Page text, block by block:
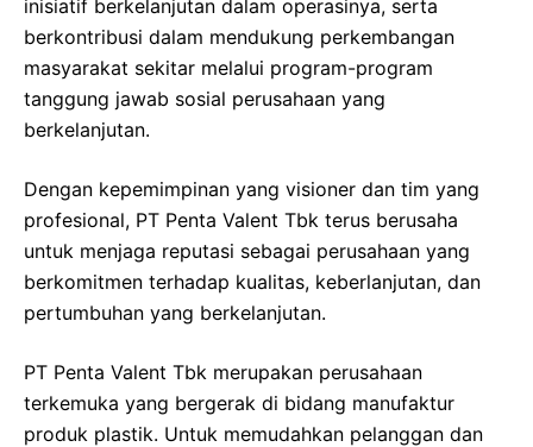
inisiatif berkelanjutan dalam operasinya, serta
berkontribusi dalam mendukung perkembangan
masyarakat sekitar melalui program-program
tanggung jawab sosial perusahaan yang
berkelanjutan.
Dengan kepemimpinan yang visioner dan tim yang
profesional, PT Penta Valent Tbk terus berusaha
untuk menjaga reputasi sebagai perusahaan yang
berkomitmen terhadap kualitas, keberlanjutan, dan
pertumbuhan yang berkelanjutan.
PT Penta Valent Tbk merupakan perusahaan
terkemuka yang bergerak di bidang manufaktur
produk plastik. Untuk memudahkan pelanggan dan